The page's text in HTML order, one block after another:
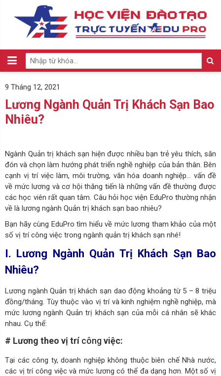
9 Tháng 12, 2021
Lương Ngành Quản Trị Khách Sạn Bao
Nhiêu?
Ngành Quản trị khách sạn hiện được nhiều bạn trẻ yêu thích, săn
đón và chọn làm hướng phát triển nghề nghiệp của bản thân. Bên
cạnh vị trí việc làm, môi trường, văn hóa doanh nghiệp… vấn đề
về mức lương và cơ hội thăng tiến là những vấn đề thường được
các học viên rất quan tâm. Câu hỏi học viện EduPro thường nhận
về là lương ngành Quản trị khách sạn bao nhiêu?
Bạn hãy cùng EduPro tìm hiểu về mức lương tham khảo của một
số vị trí công việc trong ngành quản trị khách sạn nhé!
I. Lương Ngành Quản Trị Khách Sạn Bao
Nhiêu?
Lương ngành Quản trị khách sạn dao động khoảng từ 5 – 8 triệu
đồng/tháng. Tùy thuộc vào vị trí và kinh nghiệm nghề nghiệp, mà
mức lương ngành Quản trị khách sạn của mỗi cá nhân sẽ khác
nhau. Cụ thể:
# Lương theo vị trícôngviệc:
Tại các công ty, doanh nghiệp không thuộc biên chế Nhà nước,
các vị trí công việc và mức lương có thể đa dạng hơn. Một số vị